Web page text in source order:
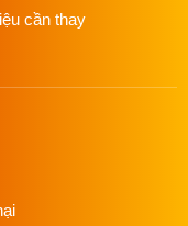
cần thay